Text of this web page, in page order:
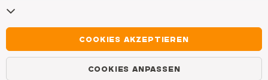
Auswahl für einen Zeitraum von 6 Monaten. Sie können Ihre
Einwilligung jederzeit widerrufen, indem Sie die WebseiteCookies und
besuchen. Sie haben die Möglichkeit, Ihre Navigation
fortzusetzen, ohne die Hinterlegung von Cookies oder anderen
Trackern zu akzeptieren. Die Ablehnung hat keinen Einfluss auf Ihren
Zugriff zu den angebotenen Dienstleistungen AD TYRES. Weitere
COOKIES AKZEPTIEREN
COOKIES ANPASSEN